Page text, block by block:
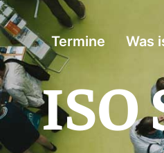
Termine Was
ISO